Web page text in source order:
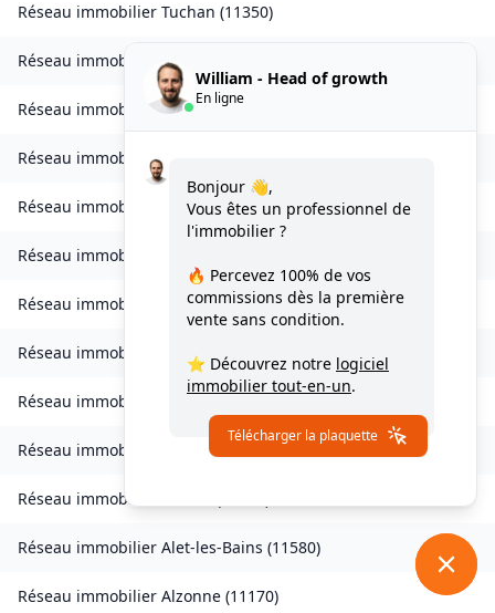
Réseau immobilier Tuchan (11350)
Réseau immobilierValmigère
Réseau immobilier Ventenac-en-Minervois
Réseau immobilierVerdun-en-Lauragais
Réseau immobilier Vignevieille(11330)
Réseau immobilier
Réseau immobilier Villanière(11600 )
Réseau immobilier Villardebelle
Réseau immobilier
Réseau immobilier Villefloure 11570
Réseau immobilier
Réseau immobilier Alet-les-Bains (11580)
Réseau immobilier Alzonne (11170)
William - Head of growth
En ligne
Bonjour 👋,
Vous êtes un professionnel de
l'immobilier ?
🔥 Percevez 100% de vos
commissions dès la première
vente sans condition.
⭐ Découvrez notre logiciel
immobilier tout-en-un.
Télécharger la plaquette